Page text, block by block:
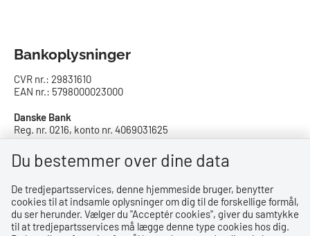
Bankoplysninger
CVR nr.: 29831610
EAN nr.: 5798000023000
Danske Bank
Reg. nr. 0216, konto nr. 4069031625
IBAN: DK8402164069031625
SWIFT: DABADKKK
Privatlivspolitik
Privatlivspolitik
Du bestemmer over dine data
De tredjepartsservices, denne hjemmeside bruger, benytter
cookies til at indsamle oplysninger om dig til de forskellige formål,
du ser herunder. Vælger du ''Acceptér cookies'', giver du samtykke
til at tredjepartsservices må lægge denne type cookies hos dig.